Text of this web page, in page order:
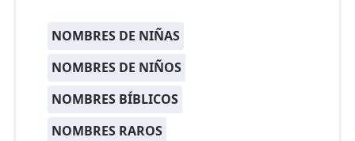
NOMBRES DE NIÑAS
NOMBRES DE NIÑOS
NOMBRES BÍBLICOS
NOMBRES RAROS